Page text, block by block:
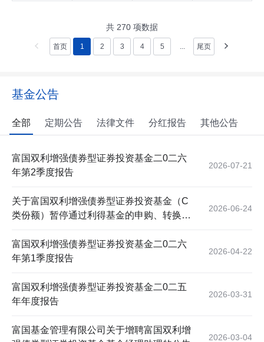
共 270 项数据
首页 1 2 3 4 5 ... 尾页
基金公告
全部 定期公告 法律文件 分红报告 其他公告
富国双利增强债券型证券投资基金二0二六
年第2季度报告
2026-07-21
关于富国双利增强债券型证券投资基金（C
类份额）暂停通过利得基金的申购、转换转
2026-06-24
富国双利增强债券型证券投资基金二0二六
年第1季度报告
2026-04-22
富国双利增强债券型证券投资基金二0二五
年年度报告
2026-03-31
富国基金管理有限公司关于增聘富国双利增
2026-03-04